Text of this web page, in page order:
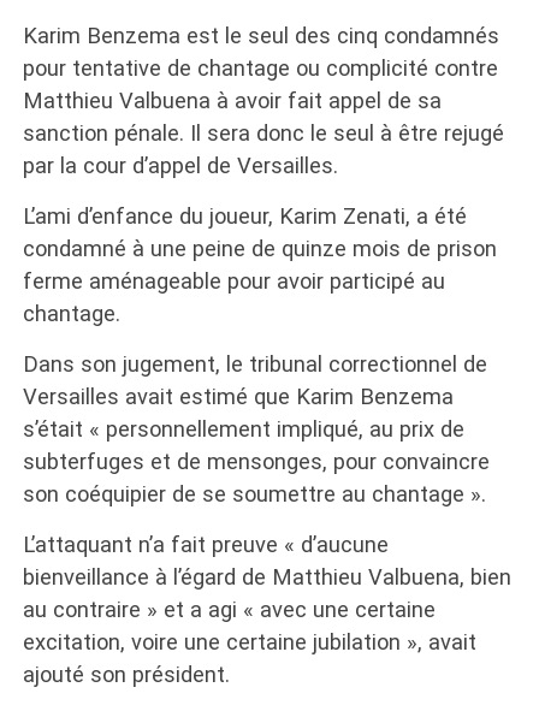
Karim Benzema est le seul des cinq condamnés
pour tentative de chantage ou complicité contre
Matthieu Valbuena à avoir fait appel de sa
sanction pénale. Il sera donc le seul à être rejugé
par la cour d’appel de Versailles.
L’ami d’enfance du joueur, Karim Zenati, a été
condamné à une peine de quinze mois de prison
ferme aménageable pour avoir participé au
chantage.
Dans son jugement, le tribunal correctionnel de
Versailles avait estimé que Karim Benzema
s’était « personnellement impliqué, au prix de
subterfuges et de mensonges, pour convaincre
son coéquipier de se soumettre au chantage ».
L’attaquant n’a fait preuve « d’aucune
bienveillance à l’égard de Matthieu Valbuena, bien
au contraire » et a agi « avec une certaine
excitation, voire une certaine jubilation », avait
ajouté son président.